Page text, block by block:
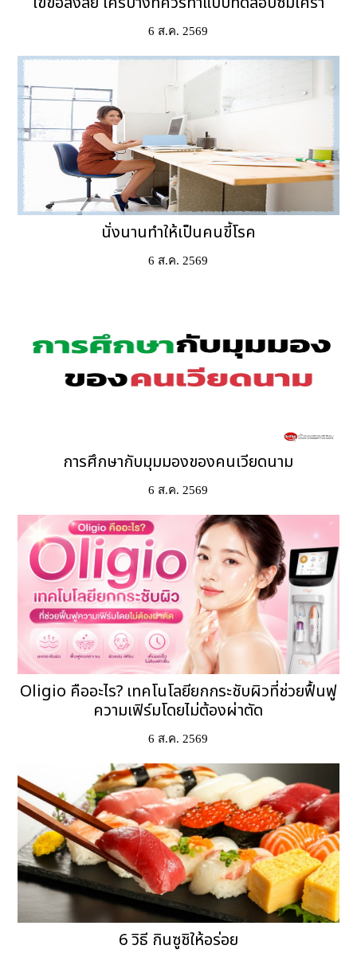
6 ส.ค. 2569
นั่งนานทำให้เป็นคนขี้โรค
6 ส.ค. 2569
การศึกษากับมุมมองของคนเวียดนาม
6 ส.ค. 2569
Oligio คืออะไร? เทคโนโลยียกกระชับผิวที่ช่วยฟื้นฟู
ความเฟิร์มโดยไม่ต้องผ่าตัด
6 ส.ค. 2569
6 วิธี กินซูชิให้อร่อย